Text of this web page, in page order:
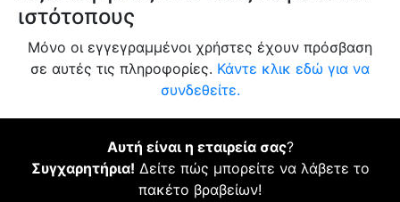
ιστότοπους
Μόνο οι εγγεγραμμένοι χρήστες έχουν πρόσβαση
σε αυτές τις πληροφορίες. Κάντε κλικ εδώ για να
συνδεθείτε.
Αυτή είναι η εταιρεία σας?
Συγχαρητήρια! Δείτε πώς μπορείτε να λάβετε το
πακέτο βραβείων!